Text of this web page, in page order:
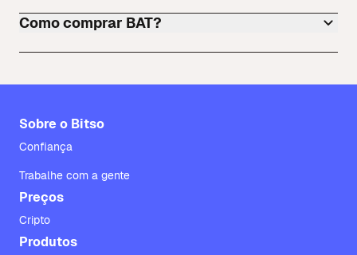
Como comprar BAT?
Sobre o Bitso
Confiança
Trabalhe com a gente
Preços
Cripto
Produtos